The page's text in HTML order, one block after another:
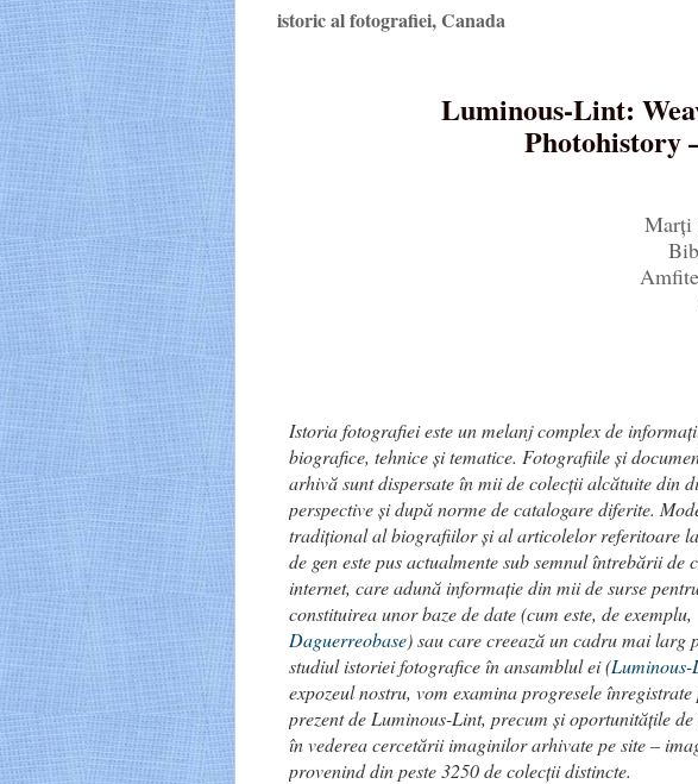
istoric al fotografiei, Canada
Luminous-Lint:
Photohistory
Marți
Istoria fotografiei este un melanj complex de
biografice, tehnice și tematice. Fotografiile și
arhivă sunt dispersate în mii de colecții alcătuite din
perspective și după norme de catalogare diferite.
tradițional al biografiilor și al articolelor referitoare
de gen este pus actualmente sub semnul întrebării de
internet, care adună informație din mii de surse
constituirea unor baze de date (cum este, de exemplu,
Daguerreobase) sau care creează un cadru mai larg
studiul istoriei fotografice în ansamblul ei (
expozeul nostru, vom examina progresele
prezent de Luminous-Lint, precum și oportunitățile
în vederea cercetării imaginilor arhivate pe site –
provenind din peste 3250 de colecții distincte.